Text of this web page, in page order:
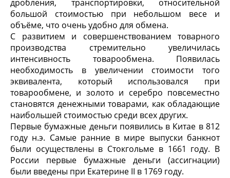
дробления, транспортировки, относительной
большой стоимостью при небольшом весе и
объёме, что очень удобно для обмена.
С развитием и совершенствованием товарного
производства стремительно увеличилась
интенсивность товарообмена. Появилась
необходимость в увеличении стоимости того
эквивалента, который использовался при
товарообмене, и золото и серебро повсеместно
становятся денежными товарами, как обладающие
наибольшей стоимостью среди всех других.
Первые бумажные деньги появились в Китае в 812
году н.э. Самые ранние в мире выпуски банкнот
были осуществлены в Стокгольме в 1661 году. В
России первые бумажные деньги (ассигнации)
были введены при Екатерине II в 1769 году.